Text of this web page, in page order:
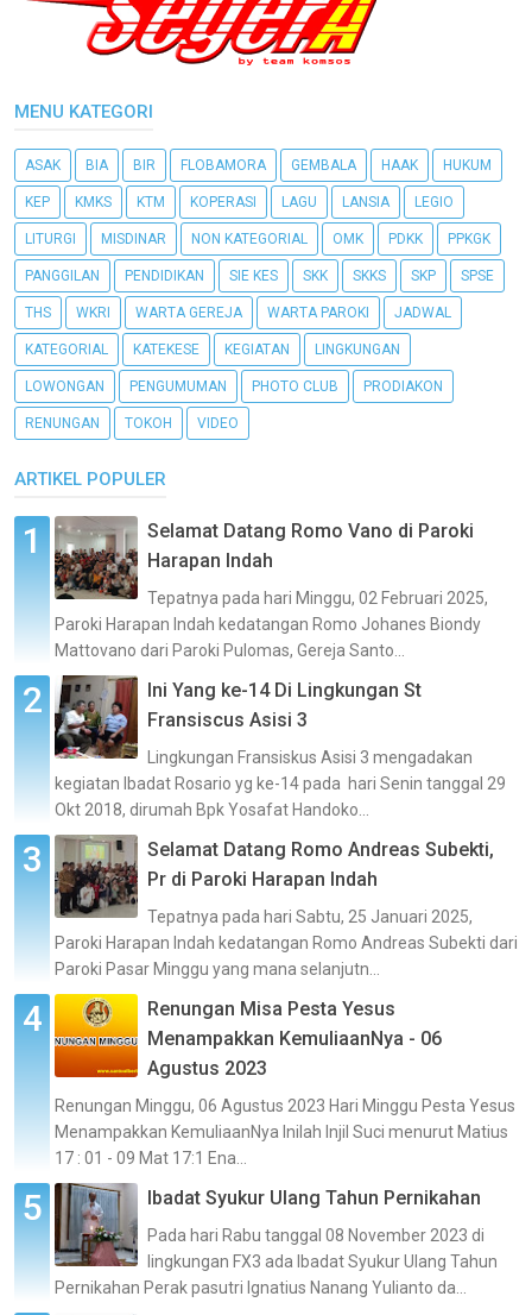
MENU KATEGORI
ASAK BIA BIR FLOBAMORA GEMBALA HAAK HUKUM
KEP KMKS KTM KOPERASI LAGU LANSIA LEGIO
LITURGI MISDINAR NON KATEGORIAL OMK PDKK PPKGK
PANGGILAN PENDIDIKAN SIE KES SKK SKKS SKP SPSE
THS WKRI WARTA GEREJA WARTA PAROKI JADWAL
KATEGORIAL KATEKESE KEGIATAN LINGKUNGAN
LOWONGAN PENGUMUMAN PHOTO CLUB PRODIAKON
RENUNGAN TOKOH VIDEO
ARTIKEL POPULER
Selamat Datang Romo Vano di Paroki
Harapan Indah
Tepatnya pada hari Minggu, 02 Februari 2025,
Paroki Harapan Indah kedatangan Romo Johanes Biondy
Mattovano dari Paroki Pulomas, Gereja Santo...
Ini Yang ke-14 Di Lingkungan St
Fransiscus Asisi 3
Lingkungan Fransiskus Asisi 3 mengadakan
kegiatan Ibadat Rosario yg ke-14 pada hari Senin tanggal 29
Okt 2018, dirumah Bpk Yosafat Handoko...
Selamat Datang Romo Andreas Subekti,
Pr di Paroki Harapan Indah
Tepatnya pada hari Sabtu, 25 Januari 2025,
Paroki Harapan Indah kedatangan Romo Andreas Subekti dari
Paroki Pasar Minggu yang mana selanjutn...
Renungan Misa Pesta Yesus
Menampakkan KemuliaanNya - 06
Agustus 2023
Renungan Minggu, 06 Agustus 2023 Hari Minggu Pesta Yesus
Menampakkan KemuliaanNya Inilah Injil Suci menurut Matius
17 : 01 - 09 Mat 17:1 Ena...
Ibadat Syukur Ulang Tahun Pernikahan
Pada hari Rabu tanggal 08 November 2023 di
lingkungan FX3 ada Ibadat Syukur Ulang Tahun
Pernikahan Perak pasutri Ignatius Nanang Yulianto da...